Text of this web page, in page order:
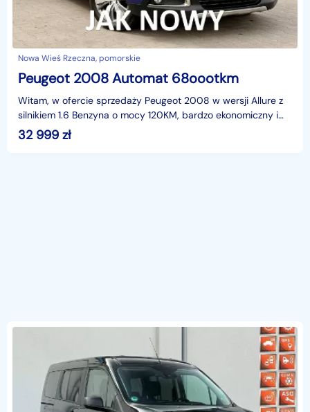
Nowa Wieś Rzeczna, pomorskie
Peugeot 2008 Automat 68oootkm
Witam, w ofercie sprzedaży Peugeot 2008 w wersji Allure z
silnikiem 1.6 Benzyna o mocy 120KM, bardzo ekonomiczny i
komfortowy.Auto sprowadzone, bezwypadkowe, pe
32 999 zł